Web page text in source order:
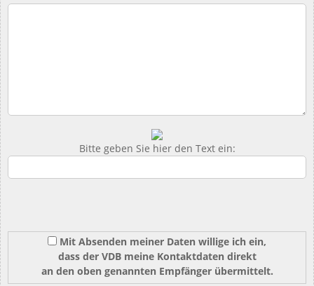
Bitte geben Sie hier den Text ein:
Mit Absenden meiner Daten willige ich ein,
dass der VDB meine Kontaktdaten direkt
an den oben genannten Empfänger übermittelt.